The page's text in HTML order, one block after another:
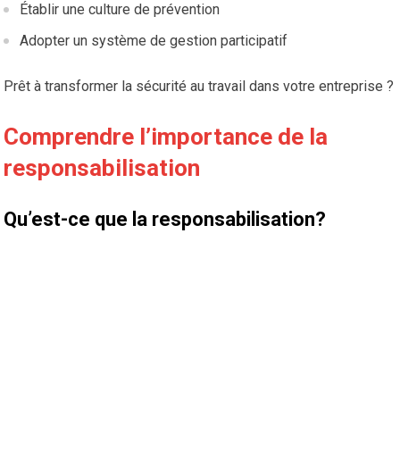
Établir une culture de prévention
Adopter un système de gestion participatif
Prêt à transformer la sécurité au travail dans votre entreprise ?
Comprendre l’importance de la
responsabilisation
Qu’est-ce que la responsabilisation?